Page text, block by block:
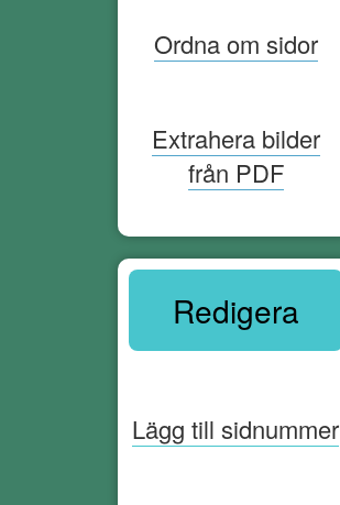
Ordna om sidor
Extrahera bilder
från PDF
Redigera
Lägg till sidnummer